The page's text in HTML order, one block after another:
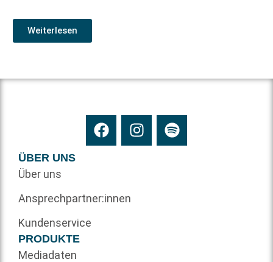
Weiterlesen
ÜBER UNS
Über uns
Ansprechpartner:innen
Kundenservice
PRODUKTE
Mediadaten